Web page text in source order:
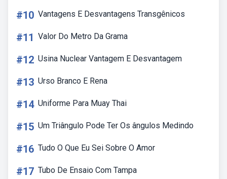
#10 Vantagens E Desvantagens Transgênicos
#11 Valor Do Metro Da Grama
#12 Usina Nuclear Vantagem E Desvantagem
#13 Urso Branco E Rena
#14 Uniforme Para Muay Thai
#15 Um Triângulo Pode Ter Os ângulos Medindo
#16 Tudo O Que Eu Sei Sobre O Amor
#17 Tubo De Ensaio Com Tampa